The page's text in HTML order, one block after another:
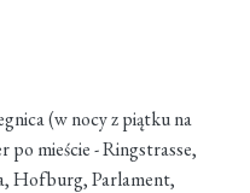
(w nocy z piątku na
po mieście - Ringstrasse,
Hofburg, Parlament,